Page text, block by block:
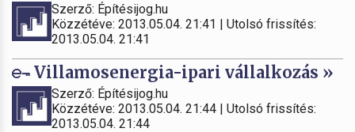
Szerző: Építésijog.hu
Közzétéve: 2013.05.04. 21:41 | Utolsó frissítés:
2013.05.04. 21:41
Villamosenergia-ipari vállalkozás »
Szerző: Építésijog.hu
Közzétéve: 2013.05.04. 21:44 | Utolsó frissítés:
2013.05.04. 21:44